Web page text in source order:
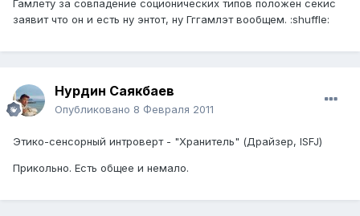
Гамлету за совпадение соционических типов положен секис
заявит что он и есть ну энтот, ну Гггамлэт вообщем. :shuffle:
Нурдин Саякбаев
Опубликовано 8 Февраля 2011
Этико-сенсорный интроверт - "Хранитель" (Драйзер, ISFJ)
Прикольно. Есть общее и немало.